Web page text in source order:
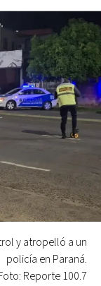
y atropelló a un
policía en Paraná.
Reporte 100.7